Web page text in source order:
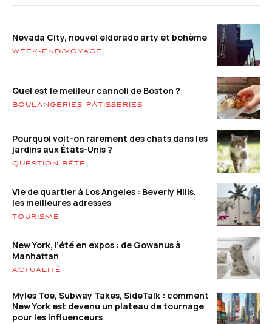
Nevada City, nouvel eldorado arty et bohème
WEEK-END/VOYAGE
Quel est le meilleur cannoli de Boston ?
BOULANGERIES-PÂTISSERIES
Pourquoi voit-on rarement des chats dans les
jardins aux États-Unis ?
QUESTION BÊTE
Vie de quartier à Los Angeles : Beverly Hills,
les meilleures adresses
TOURISME
New York, l’été en expos : de Gowanus à
Manhattan
ACTUALITÉ
Myles Toe, Subway Takes, SideTalk : comment
New York est devenu un plateau de tournage
pour les influenceurs